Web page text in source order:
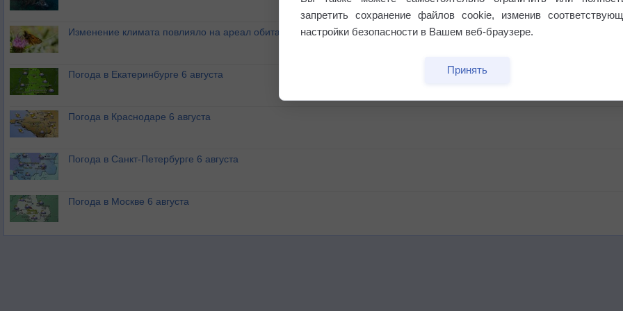
Изменение климата повлияло на ареал обитания бабочек
Погода в Екатеринбурге 6 августа
Погода в Краснодаре 6 августа
Погода в Санкт-Петербурге 6 августа
Погода в Москве 6 августа
запретить сохранение файлов cookie, изменив
настройки безопасности в Вашем веб-браузере.
Принять